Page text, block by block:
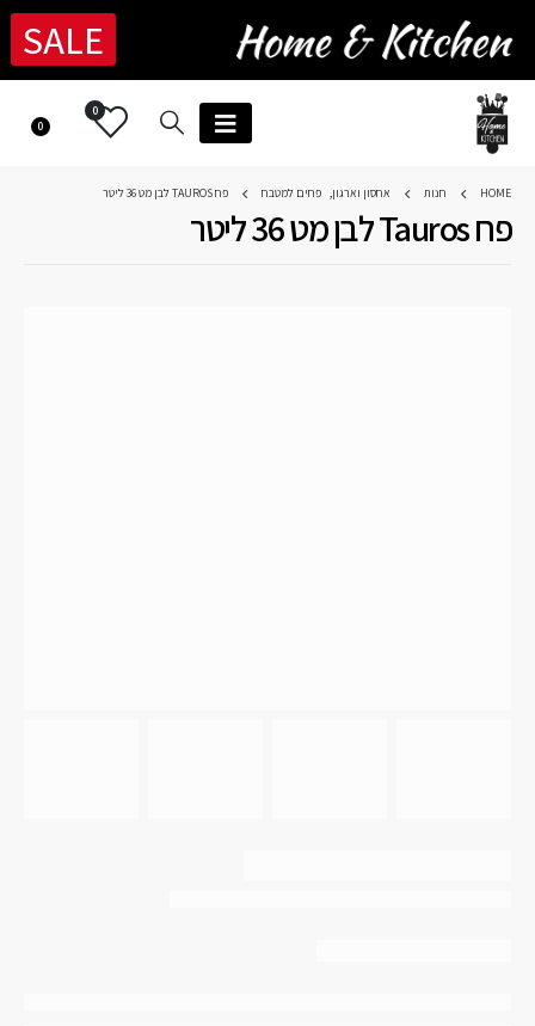
SALE
0
0
HOME חנות אחסון וארגון, פחים למטבח פח TAUROS לבן מט 36 ליטר
פח Tauros לבן מט 36 ליטר